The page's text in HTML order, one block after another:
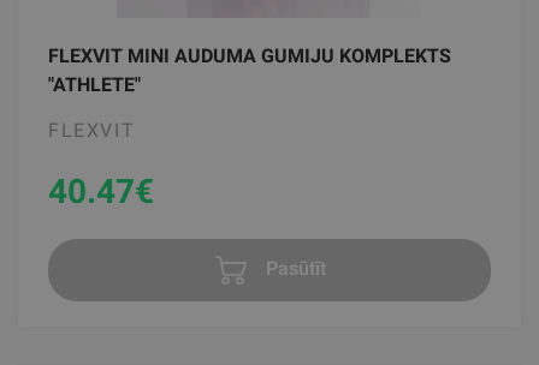
FLEXVIT MINI AUDUMA GUMIJU KOMPLEKTS
"ATHLETE"
FLEXVIT
40.47€
Pasūtīt